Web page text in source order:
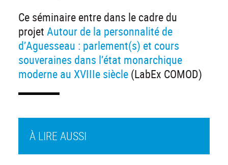
Ce séminaire entre dans le cadre du
projet Autour de la personnalité de
d’Aguesseau : parlement(s) et cours
souveraines dans l’état monarchique
moderne au XVIIIe siècle (LabEx COMOD)
À LIRE AUSSI